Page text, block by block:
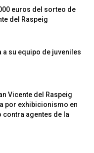
euros del sorteo de
del Raspeig
a su equipo de juveniles
Vicente del Raspeig
por exhibicionismo en
contra agentes de la